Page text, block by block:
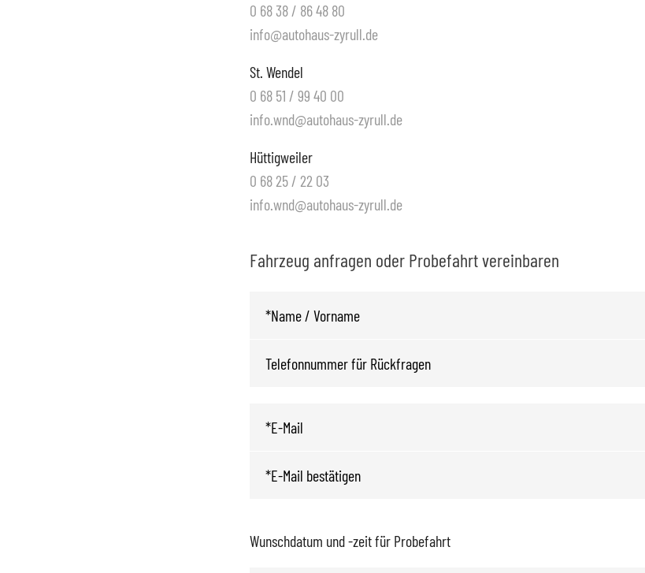
0 68 38 / 86 48 80
info@autohaus-zyrull.de
St. Wendel
0 68 51 / 99 40 00
info.wnd@autohaus-zyrull.de
Hüttigweiler
0 68 25 / 22 03
info.wnd@autohaus-zyrull.de
Fahrzeug anfragen oder Probefahrt vereinbaren
Wunschdatum und -zeit für Probefahrt